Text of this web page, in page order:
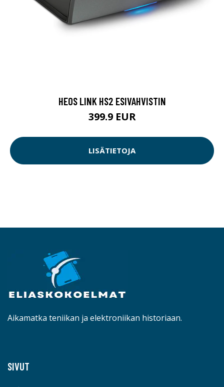
HEOS LINK HS2 ESIVAHVISTIN
399.9 EUR
LISÄTIETOJA
Aikamatka teniikan ja elektroniikan historiaan.
SIVUT